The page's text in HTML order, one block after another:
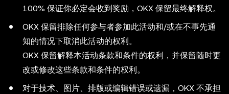
100% 保证你必定会收到奖励，OKX 保留最终解释权。
OKX 保留排除任何参与者参加此活动和/或在不事先通
知的情况下取消此活动的权利。
OKX 保留解释本活动条款和条件的权利，并保留随时更
改或修改这些条款和条件的权利。
对于技术、图片、排版或编辑错误或遗漏，OKX 不承担